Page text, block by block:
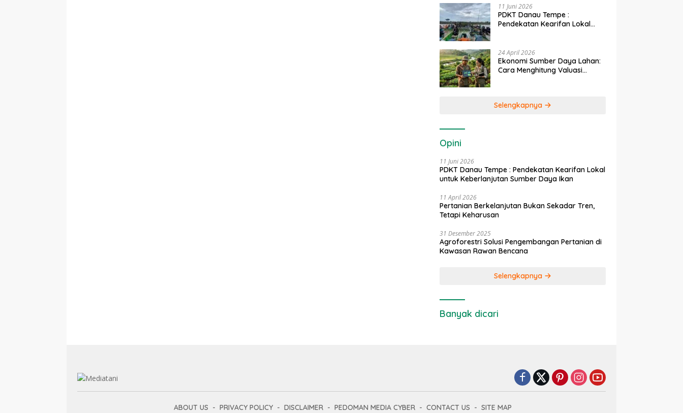
Caddi
11 Juni 2026
PDKT Danau Tempe :
Pendekatan Kearifan Lokal
24 April 2026
Ekonomi Sumber Daya Lahan:
Cara Menghitung Valuasi
Selengkapnya
Opini
11 Juni 2026
PDKT Danau Tempe : Pendekatan Kearifan Lokal
untuk Keberlanjutan Sumber Daya Ikan
11 April 2026
Pertanian Berkelanjutan Bukan Sekadar Tren,
Tetapi Keharusan
31 Desember 2025
Agroforestri Solusi Pengembangan Pertanian di
Kawasan Rawan Bencana
Selengkapnya
Banyak dicari
ABOUT US PRIVACY POLICY DISCLAIMER PEDOMAN MEDIA CYBER CONTACT US SITE MAP